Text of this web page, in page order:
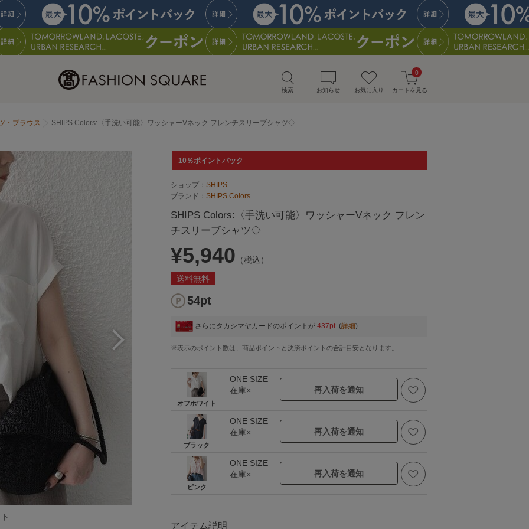
検索 お知らせ お気に入り カートを見る
0
・ブラウス SHIPS Colors:〈手洗い可能〉ワッシャーVネック フレンチスリーブシャツ◇
10％ポイントバック
ショップ： SHIPS
ブランド： SHIPS Colors
SHIPS Colors:〈手洗い可能〉ワッシャーVネック フレン
チスリーブシャツ◇
¥5,940 （税込）
送料無料
54pt
さらにタカシマヤカードのポイントが 437pt (詳細)
※表示のポイント数は、商品ポイントと決済ポイントの合計目安となります。
オフホワイト
ONE SIZE
在庫×
再入荷を通知
ブラック
ONE SIZE
在庫×
再入荷を通知
ピンク
ONE SIZE
在庫×
再入荷を通知
アイテム説明